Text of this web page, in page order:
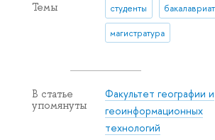
Темы студенты бакалавриат
магистратура
В статье
упомянуты
Факультет географии и
геоинформационных
технологий